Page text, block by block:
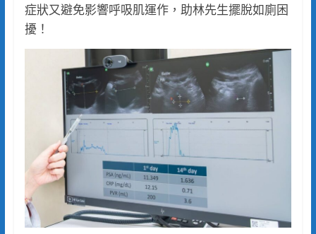
症狀又避免影響呼吸肌運作，助林先生擺脫如廁困
擾！